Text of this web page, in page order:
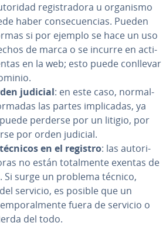
re­gi­s­tra­do­ra u organismo
haber co­n­se­cue­n­cias. Pueden
si por ejemplo se hace un uso
de marca o se incurre en ac­ti­
en la web; esto puede conllevar
judicial: en este caso, no­r­ma­l­
las partes im­pli­ca­das, ya
perderse por un litigio, por
por orden judicial.
en el registro: las au­to­ri­
no están to­ta­l­me­n­te exentas de
surge un problema técnico,
servicio, es posible que un
fuera de servicio o
del todo.